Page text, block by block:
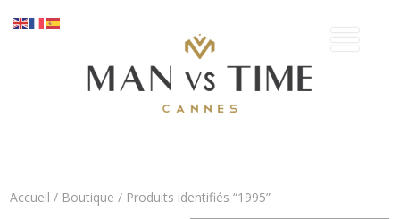
Accueil / Boutique / Produits identifiés “1995”